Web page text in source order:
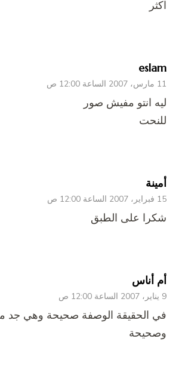
اكثر
eslam
11 مارس، 2007 الساعة 12:00 ص
ليه انتو مفيش صور
للنحت
أمينة
15 فبراير، 2007 الساعة 12:00 ص
شكرا على الطبق
أم أناس
9 يناير، 2007 الساعة 12:00 ص
في الحقيقة الوصفة صحيحة وهي جد
وصحيحة